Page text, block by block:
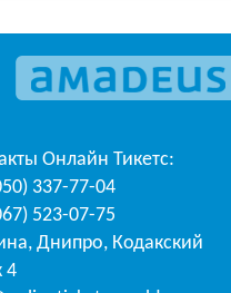
Онлайн Тикетс:
337-77-04
523-07-75
, Днипро, Кодакский
4